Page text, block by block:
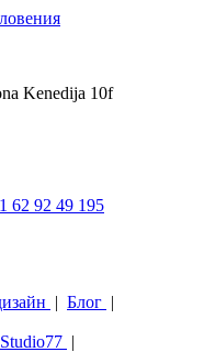
62 92 49 195
| Блог |
|